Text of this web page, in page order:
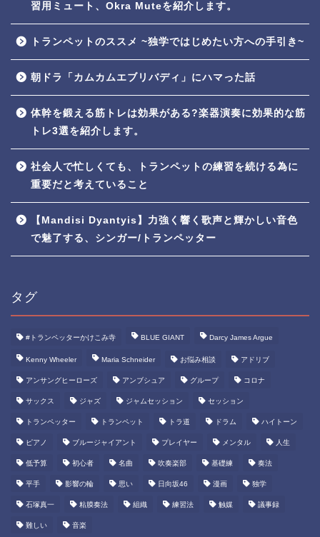
習用ミュート、Okra Muteを紹介します。
トランペットのススメ ~独学ではじめたい方への手引き~
朝ドラ「カムカムエブリバディ」にハマった話
体幹を鍛える筋トレは効果がある?楽器演奏に効果的な筋
トレ3選を紹介します。
社会人で忙しくても、トランペットの練習を続ける為に
重要だと考えていること
【Mandisi Dyantyis】力強く響く歌声と輝かしい音色
で魅了する、シンガー/トランペッター
タグ
#トランペッターかけこみ寺 BLUE GIANT Darcy James Argue
Kenny Wheeler Maria Schneider お悩み相談 アドリブ
アンサングヒーローズ アンブシュア グループ コロナ
サックス ジャズ ジャムセッション セッション
トランペッター トランペット トラ道 ドラム ハイトーン
ピアノ ブルージャイアント プレイヤー メンタル 人生
低予算 初心者 名曲 吹奏楽部 基礎練 奏法
平手 影響の輪 思い 日向坂46 漫画 独学
石塚真一 粘膜奏法 組織 練習法 触媒 議事録
難しい 音楽